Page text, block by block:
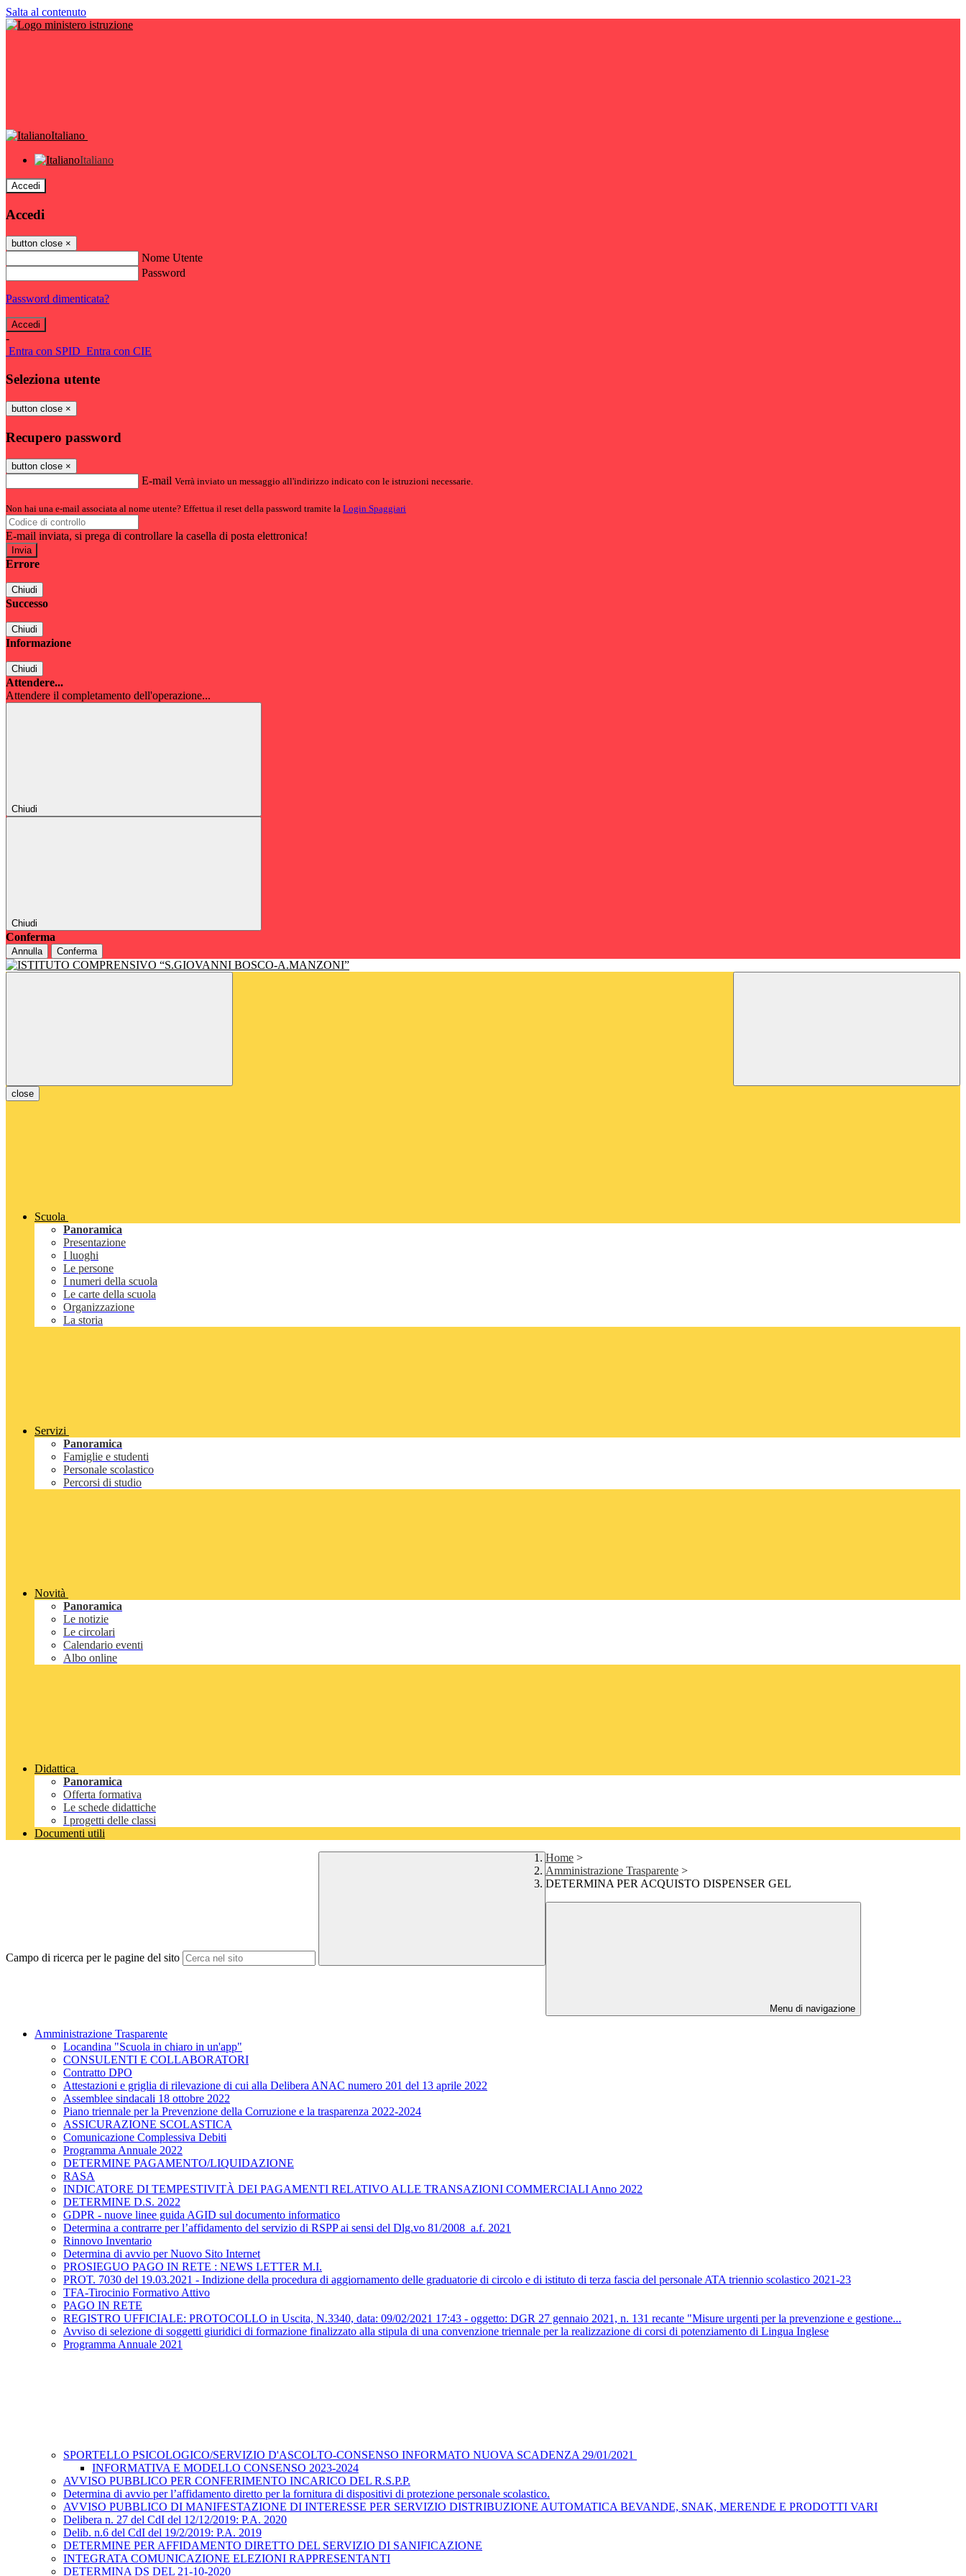
Salta al contenuto
Italiano
Italiano
Accedi
Accedi
button close ×
Nome Utente
Password
Password dimenticata?
-
Entra con SPID Entra con CIE
Seleziona utente
button close ×
Recupero password
button close ×
E-mail Verrà inviato un messaggio all'indirizzo indicato con le istruzioni necessarie.
Non hai una e-mail associata al nome utente? Effettua il reset della password tramite la Login Spaggiari
E-mail inviata, si prega di controllare la casella di posta elettronica!
Errore
Chiudi
Successo
Chiudi
Informazione
Chiudi
Attendere...
Attendere il completamento dell'operazione...
Chiudi
Chiudi
Conferma
Annulla Conferma
close
Scuola
Panoramica
Presentazione
I luoghi
Le persone
I numeri della scuola
Le carte della scuola
Organizzazione
La storia
Servizi
Panoramica
Famiglie e studenti
Personale scolastico
Percorsi di studio
Novità
Panoramica
Le notizie
Le circolari
Calendario eventi
Albo online
Didattica
Panoramica
Offerta formativa
Le schede didattiche
I progetti delle classi
Documenti utili
Campo di ricerca per le pagine del sito
Home >
Amministrazione Trasparente >
DETERMINA PER ACQUISTO DISPENSER GEL
Menu di navigazione
Amministrazione Trasparente
Locandina "Scuola in chiaro in un'app"
CONSULENTI E COLLABORATORI
Contratto DPO
Attestazioni e griglia di rilevazione di cui alla Delibera ANAC numero 201 del 13 aprile 2022
Assemblee sindacali 18 ottobre 2022
Piano triennale per la Prevenzione della Corruzione e la trasparenza 2022-2024
ASSICURAZIONE SCOLASTICA
Comunicazione Complessiva Debiti
Programma Annuale 2022
DETERMINE PAGAMENTO/LIQUIDAZIONE
RASA
INDICATORE DI TEMPESTIVITÀ DEI PAGAMENTI RELATIVO ALLE TRANSAZIONI COMMERCIALI Anno 2022
DETERMINE D.S. 2022
GDPR - nuove linee guida AGID sul documento informatico
Determina a contrarre per l’affidamento del servizio di RSPP ai sensi del Dlg.vo 81/2008_a.f. 2021
Rinnovo Inventario
Determina di avvio per Nuovo Sito Internet
PROSIEGUO PAGO IN RETE : NEWS LETTER M.I.
PROT. 7030 del 19.03.2021 - Indizione della procedura di aggiornamento delle graduatorie di circolo e di istituto di terza fascia del personale ATA triennio scolastico 2021-23
TFA-Tirocinio Formativo Attivo
PAGO IN RETE
REGISTRO UFFICIALE: PROTOCOLLO in Uscita, N.3340, data: 09/02/2021 17:43 - oggetto: DGR 27 gennaio 2021, n. 131 recante "Misure urgenti per la prevenzione e gestione...
Avviso di selezione di soggetti giuridici di formazione finalizzato alla stipula di una convenzione triennale per la realizzazione di corsi di potenziamento di Lingua Inglese
Programma Annuale 2021
SPORTELLO PSICOLOGICO/SERVIZIO D'ASCOLTO-CONSENSO INFORMATO NUOVA SCADENZA 29/01/2021
INFORMATIVA E MODELLO CONSENSO 2023-2024
AVVISO PUBBLICO PER CONFERIMENTO INCARICO DEL R.S.P.P.
Determina di avvio per l’affidamento diretto per la fornitura di dispositivi di protezione personale scolastico.
AVVISO PUBBLICO DI MANIFESTAZIONE DI INTERESSE PER SERVIZIO DISTRIBUZIONE AUTOMATICA BEVANDE, SNAK, MERENDE E PRODOTTI VARI
Delibera n. 27 del CdI del 12/12/2019: P.A. 2020
Delib. n.6 del CdI del 19/2/2019: P.A. 2019
DETERMINE PER AFFIDAMENTO DIRETTO DEL SERVIZIO DI SANIFICAZIONE
INTEGRATA COMUNICAZIONE ELEZIONI RAPPRESENTANTI
DETERMINA DS DEL 21-10-2020